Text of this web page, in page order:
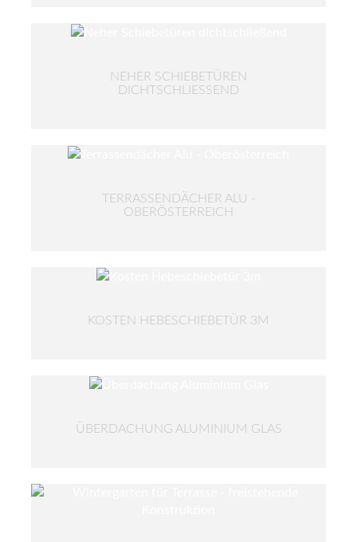
NEHER SCHIEBETÜREN
DICHTSCHLIESSEND
TERRASSENDÄCHER ALU -
OBERÖSTERREICH
KOSTEN HEBESCHIEBETÜR 3M
ÜBERDACHUNG ALUMINIUM GLAS